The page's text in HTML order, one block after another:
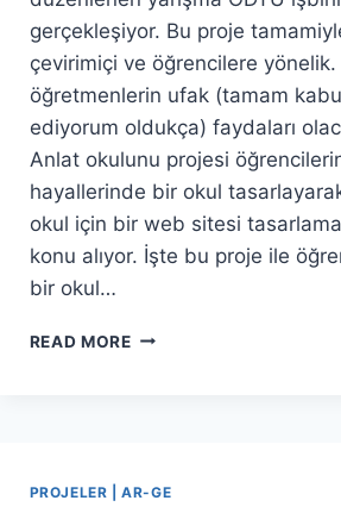
gerçekleşiyor. Bu proje
çevirimiçi ve öğrencilere yönelik.
öğretmenlerin ufak (tamam
ediyorum oldukça) faydaları
Anlat okulunu projesi
hayallerinde bir okul
okul için bir web sitesi
konu alıyor. İşte bu proje ile
bir okul…
READ MOREANLAT
PROJELER | AR-GE